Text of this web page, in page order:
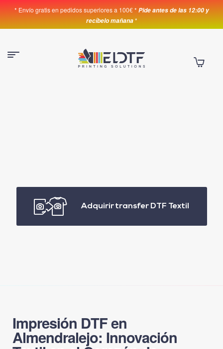
* Envío gratis en pedidos superiores a 100€ * Pide antes de las 12:00 y
recíbelo mañana*
Adquirir transfer DTF Textil
Impresión DTF en
Almendralejo: Innovación